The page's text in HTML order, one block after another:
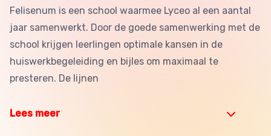
Felisenum is een school waarmee Lyceo al een aantal
jaar samenwerkt. Door de goede samenwerking met de
school krijgen leerlingen optimale kansen in de
huiswerkbegeleiding en bijles om maximaal te
presteren. De lijnen
Lees meer